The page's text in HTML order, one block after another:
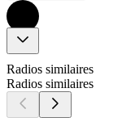
Radios similaires
Radios similaires